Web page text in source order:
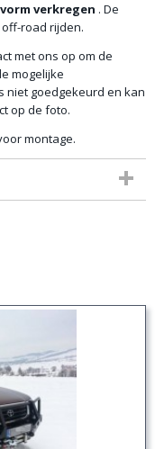
verkregen . De
road rijden.
met ons op om de
mogelijke
niet goedgekeurd en kan
op de foto.
montage.